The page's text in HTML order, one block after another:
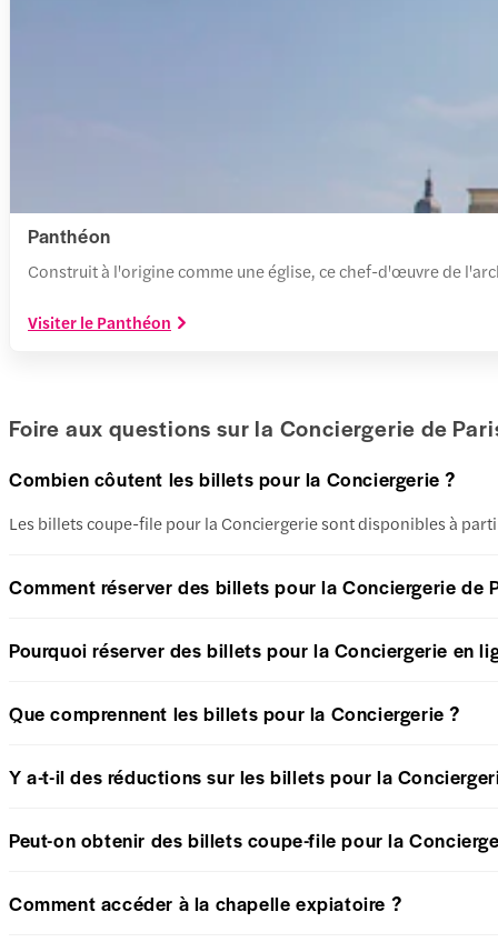
Panthéon
Construit à l'origine comme une église, ce chef-d'œuvre de
Visiter le Panthéon
Foire aux questions sur la Conciergerie de
Combien côutent les billets pour la Conciergerie ?
Les billets coupe-file pour la Conciergerie sont disponibles à
Comment réserver des billets pour la Conciergerie de
Pourquoi réserver des billets pour la Conciergerie en
Que comprennent les billets pour la Conciergerie ?
Y a-t-il des réductions sur les billets pour la
Peut-on obtenir des billets coupe-file pour la
Comment accéder à la chapelle expiatoire ?